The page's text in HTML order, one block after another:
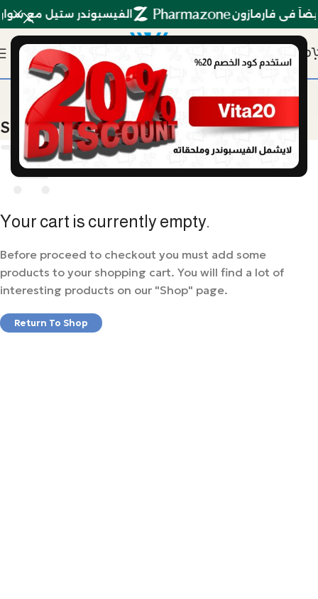
الفيسبوندر ستيل مع في فارمازون
0
Shopping Cart
Your cart is currently empty.
Before proceed to checkout you must add some
products to your shopping cart. You will find a lot of
interesting products on our "Shop" page.
Return To Shop